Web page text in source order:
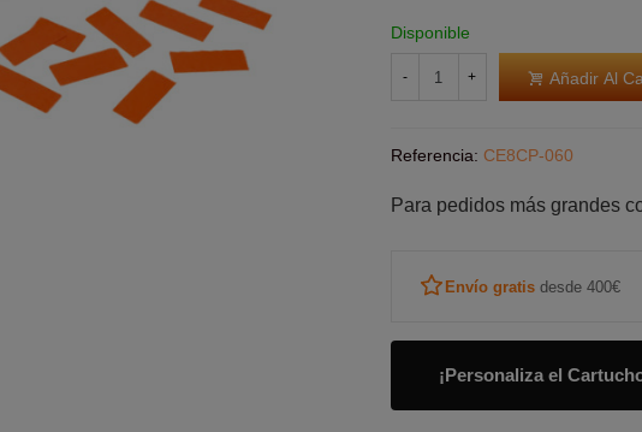
Disponible
- + Añadir Al
Referencia: CE8CP-060
Para pedidos más grandes
Envío gratisdesde 400€
¡Personaliza el